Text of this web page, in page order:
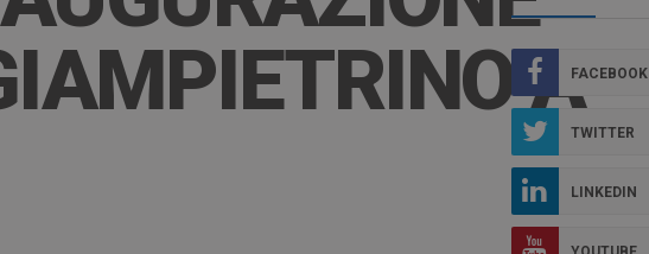
AFACEBOOK
TWITTER
LINKEDIN